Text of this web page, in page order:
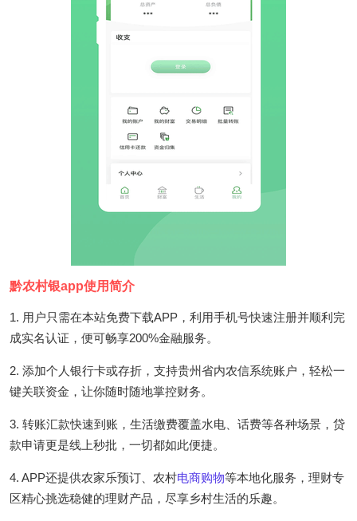
黔农村银app使用简介
1. 用户只需在本站免费下载APP，利用手机号快速注册并顺利完
成实名认证，便可畅享200%金融服务。
2. 添加个人银行卡或存折，支持贵州省内农信系统账户，轻松一
键关联资金，让你随时随地掌控财务。
3. 转账汇款快速到账，生活缴费覆盖水电、话费等各种场景，贷
款申请更是线上秒批，一切都如此便捷。
4. APP还提供农家乐预订、农村电商购物等本地化服务，理财专
区精心挑选稳健的理财产品，尽享乡村生活的乐趣。